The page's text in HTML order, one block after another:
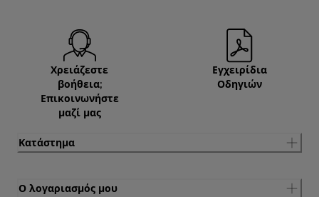
Χρειάζεστε
βοήθεια;
Επικοινωνήστε
μαζί μας
Εγχειρίδια
Οδηγιών
Κατάστημα
Ο λογαριασμός μου